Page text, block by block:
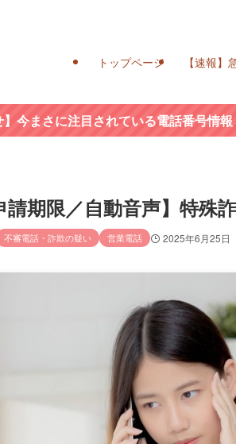
トップページ 【速報
】今まさに注目されている電話番号情
期限／自動音声】特殊
不審電話・詐欺の疑い 営業電話 2025年6月25日